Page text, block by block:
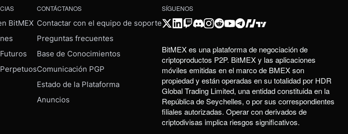
BitMEX
CONTÁCTANOS
Contactar con el equipo de soporte
Preguntas frecuentes
Base de Conocimientos
Comunicación PGP
Estado de la Plataforma
Anuncios
SÍGUENOS
BitMEX es una plataforma de negociación de
criptoproductos P2P. BitMEX y las aplicaciones
móviles emitidas en el marco de BMEX son
propiedad y están operadas en su totalidad por HDR
Global Trading Limited, una entidad constituida en la
República de Seychelles, o por sus correspondientes
filiales autorizadas. Operar con derivados de
criptodivisas implica riesgos significativos.